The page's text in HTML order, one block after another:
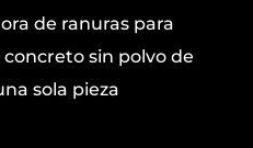
de ranuras para
segura, eficiente y
duradera